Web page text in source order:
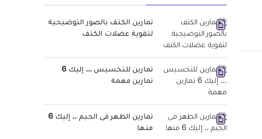
تمارين الكتف بالصور التوضيحية
لتقوية عضلات الكتف
تمارين للتخسيس … إليك 6
تمارين مهمة
تمارين الظهر فى الجيم .. إليك 6
منها